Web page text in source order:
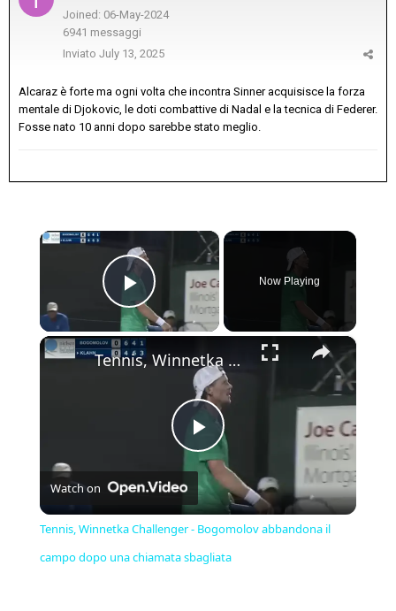
Joined: 06-May-2024
6941 messaggi
Inviato July 13, 2025
Alcaraz è forte ma ogni volta che incontra Sinner acquisisce la forza
mentale di Djokovic, le doti combattive di Nadal e la tecnica di Federer.
Fosse nato 10 anni dopo sarebbe stato meglio.
×
Play Video
Now Playing
×
Play
Video
Tennis, Winnetka Challenger - Bogomolov abbandona il campo dopo una chiamata sbagliata
Watch on
Tennis, Winnetka Challenger - Bogomolov abbandona il
campo dopo una chiamata sbagliata